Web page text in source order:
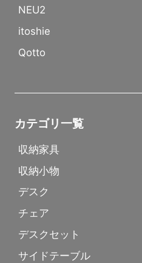
NEU2
itoshie
Qotto
カテゴリ一覧
収納家具
収納小物
デスク
チェア
デスクセット
サイドテーブル